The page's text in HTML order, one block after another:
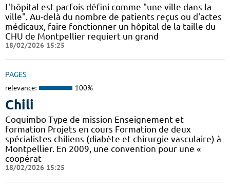
L'hôpital est parfois défini comme "une ville dans la
ville". Au-delà du nombre de patients reçus ou d'actes
médicaux, faire fonctionner un hôpital de la taille du
CHU de Montpellier requiert un grand
18/02/2026 15:25
PAGES
relevance: 100%
Chili
Coquimbo Type de mission Enseignement et
formation Projets en cours Formation de deux
spécialistes chiliens (diabète et chirurgie vasculaire) à
Montpellier. En 2009, une convention pour une «
coopérat
18/02/2026 15:25